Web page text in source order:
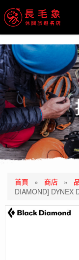
首頁 » 商店 »
DIAMOND] DYNEX